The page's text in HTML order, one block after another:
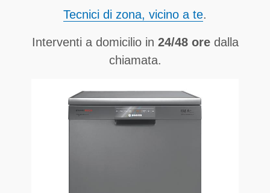
Tecnici di zona, vicino a te.
Interventi a domicilio in 24/48 oredalla
chiamata.